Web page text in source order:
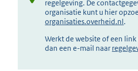
regelgeving. De
organisatie kunt u hier
organisaties.overheid.nl.
Werkt de website of een
dan een e-mail naar